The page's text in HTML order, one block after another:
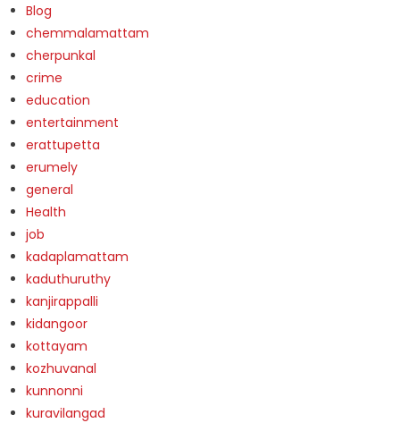
Blog
chemmalamattam
cherpunkal
crime
education
entertainment
erattupetta
erumely
general
Health
job
kadaplamattam
kaduthuruthy
kanjirappalli
kidangoor
kottayam
kozhuvanal
kunnonni
kuravilangad